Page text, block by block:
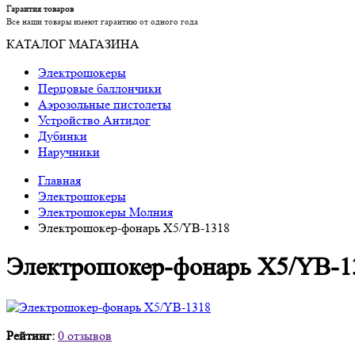
Гарантия товаров
Все наши товары имеют гарантию от одного года
КАТАЛОГ МАГАЗИНА
Электрошокеры
Перцовые баллончики
Аэрозольные пистолеты
Устройство Антидог
Дубинки
Наручники
Главная
Электрошокеры
Электрошокеры Молния
Электрошокер-фонарь X5/YB-1318
Электрошокер-фонарь X5/YB-
Рейтинг: 0 отзывов